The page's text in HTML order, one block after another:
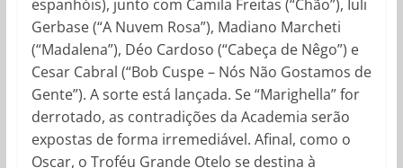
espanhóis), junto com Camila Freitas (“Chão”), Iuli
Gerbase (“A Nuvem Rosa”), Madiano Marcheti
(“Madalena”), Déo Cardoso (“Cabeça de Nêgo”) e
Cesar Cabral (“Bob Cuspe – Nós Não Gostamos de
Gente”). A sorte está lançada. Se “Marighella” for
derrotado, as contradições da Academia serão
expostas de forma irremediável. Afinal, como o
Oscar, o Troféu Grande Otelo se destina à